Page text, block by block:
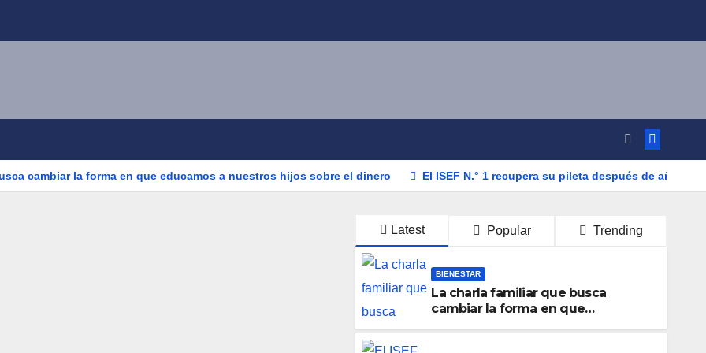
cambiar la forma en que educamos a nuestros hijos sobre el dinero El ISEF N.° 1 recupera su pileta después de años:
Latest Popular Trending
BIENESTAR
La charla familiar que busca
cambiar la forma en que